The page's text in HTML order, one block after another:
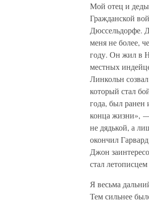
Мой отец и
Гражданской
Дюссельдорфе.
меня не более,
году. Он жил в
местных
Линкольн
который стал
года, был ранен
конца жизни»,
не дядькой, а
окончил
Джон
стал
Я весьма
Тем сильнее